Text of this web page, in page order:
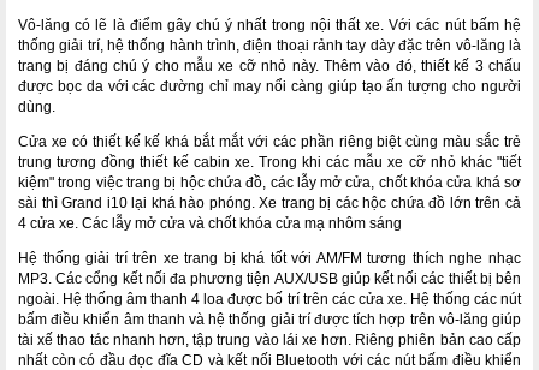
Vô-lăng có lẽ là điểm gây chú ý nhất trong nội thất xe. Với các nút bấm hệ
thống giải trí, hệ thống hành trình, điện thoại rảnh tay dày đặc trên vô-lăng là
trang bị đáng chú ý cho mẫu xe cỡ nhỏ này. Thêm vào đó, thiết kế 3 chấu
được bọc da với các đường chỉ may nổi càng giúp tạo ấn tượng cho người
dùng.
Cửa xe có thiết kế kế khá bắt mắt với các phần riêng biệt cùng màu sắc trẻ
trung tương đồng thiết kế cabin xe. Trong khi các mẫu xe cỡ nhỏ khác "tiết
kiệm" trong việc trang bị hộc chứa đồ, các lẫy mở cửa, chốt khóa cửa khá sơ
sài thì Grand i10 lại khá hào phóng. Xe trang bị các hộc chứa đồ lớn trên cả
4 cửa xe. Các lẫy mở cửa và chốt khóa cửa mạ nhôm sáng
Hệ thống giải trí trên xe trang bị khá tốt với AM/FM tương thích nghe nhạc
MP3. Các cổng kết nối đa phương tiện AUX/USB giúp kết nối các thiết bị bên
ngoài. Hệ thống âm thanh 4 loa được bố trí trên các cửa xe. Hệ thống các nút
bấm điều khiển âm thanh và hệ thống giải trí được tích hợp trên vô-lăng giúp
tài xế thao tác nhanh hơn, tập trung vào lái xe hơn. Riêng phiên bản cao cấp
nhất còn có đầu đọc đĩa CD và kết nối Bluetooth với các nút bấm điều khiển